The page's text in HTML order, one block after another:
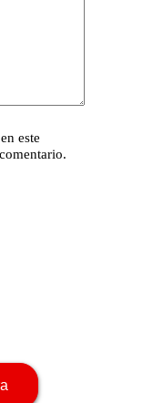
este